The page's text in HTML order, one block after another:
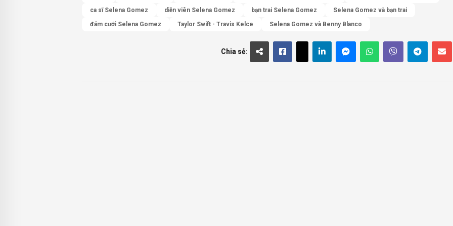
ca sĩ Selena Gomez
diễn viên Selena Gomez bạn trai Selena Gomez
Selena Gomez và bạn trai
đám cưới Selena Gomez
Taylor Swift - Travis Kelce Selena Gomez và Benny Blanco
Chia sẻ: